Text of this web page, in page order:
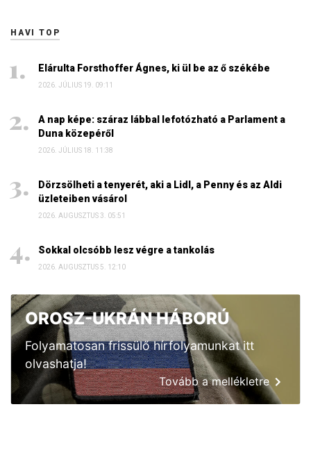
HAVI TOP
Elárulta Forsthoffer Ágnes, ki ül be az ő székébe
2026. JÚLIUS 19. 09:11
A nap képe: száraz lábbal lefotózható a Parlament a
Duna közepéről
2026. JÚLIUS 18. 11:38
Dörzsölheti a tenyerét, aki a Lidl, a Penny és az Aldi
üzleteiben vásárol
2026. AUGUSZTUS 3. 05:51
Sokkal olcsóbb lesz végre a tankolás
2026. AUGUSZTUS 5. 12:10
OROSZ-UKRÁN HÁBORÚ
Folyamatosan frissülő hírfolyamunkat itt
olvashatja!
Tovább a mellékletre